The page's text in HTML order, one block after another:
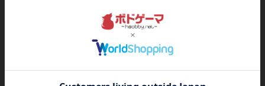
#初心者に優しい
08月16日 日曜日
10:00～21:00
0